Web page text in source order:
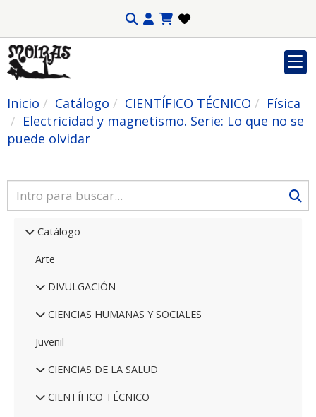
Inicio Catálogo CIENTÍFICO TÉCNICO
Física
Electricidad y magnetismo. Serie: Lo que no se
puede olvidar
Catálogo
Arte
DIVULGACIÓN
CIENCIAS HUMANAS Y SOCIALES
Juvenil
CIENCIAS DE LA SALUD
CIENTÍFICO TÉCNICO